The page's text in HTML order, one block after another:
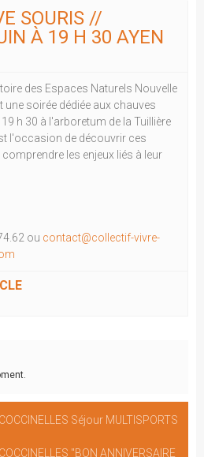
SOURIS //
À 19 H 30 AYEN
des Espaces Naturels Nouvelle
soirée dédiée aux chauves
h 30 à l'arboretum de la Tuillière
l'occasion de découvrir ces
les enjeux liés à leur
ou contact@collectif-vivre-
Séjour MULTISPORTS
"BON ANNIVERSAIRE